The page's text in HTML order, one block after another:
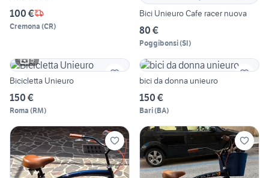
100 €
Cremona (CR)
Bici Unieuro Cafe racer nuova
80 €
Poggibonsi(SI)
5
Bicicletta Unieuro
150 €
Roma (RM)
bici da donna unieuro
150 €
Bari(BA)